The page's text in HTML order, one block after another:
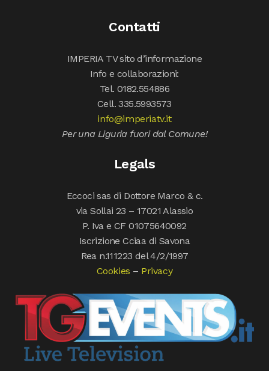
Contatti
IMPERIA TV sito d’informazione
Info e collaborazioni:
Tel. 0182.554886
Cell. 335.5993573
info@imperiatv.it
Per una Liguria fuori dal Comune!
Legals
Eccoci sas di Dottore Marco & c.
via Sollai 23 – 17021 Alassio
P. Iva e CF 01075640092
Iscrizione Cciaa di Savona
Rea n.111223 del 4/2/1997
Cookies – Privacy